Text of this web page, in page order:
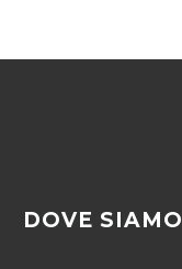
DOVE SIAMO